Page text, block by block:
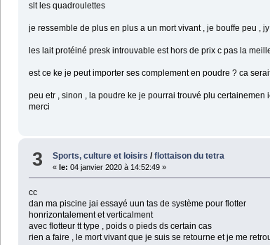
slt les quadroulettes
je ressemble de plus en plus a un mort vivant , je bouffe peu ,
les lait protéiné presk introuvable est hors de prix c pas la
est ce ke je peut importer ses complement en poudre ? ca
peu etr , sinon , la poudre ke je pourrai trouvé plu certainemen
merci
3 Sports, culture et loisirs /flottaison du tetra
«le: 04 janvier 2020 à 14:52:49 »
cc
dan ma piscine jai essayé uun tas de système pour flotter
honrizontalement et verticalment
avec flotteur tt type , poids o pieds ds certain cas
rien a faire , le mort vivant que je suis se retourne et je me